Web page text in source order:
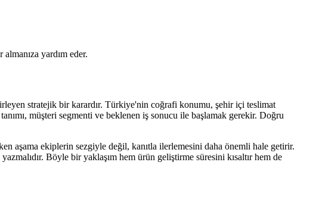
yardım eder.
stratejik bir karardır. Türkiye'nin coğrafi konumu, şehir içi teslimat
müşteri segmenti ve beklenen iş sonucu ile başlamak gerekir. Doğru
aşama ekiplerin sezgiyle değil, kanıtla ilerlemesini daha önemli hale getirir.
Böyle bir yaklaşım hem ürün geliştirme süresini kısaltır hem de